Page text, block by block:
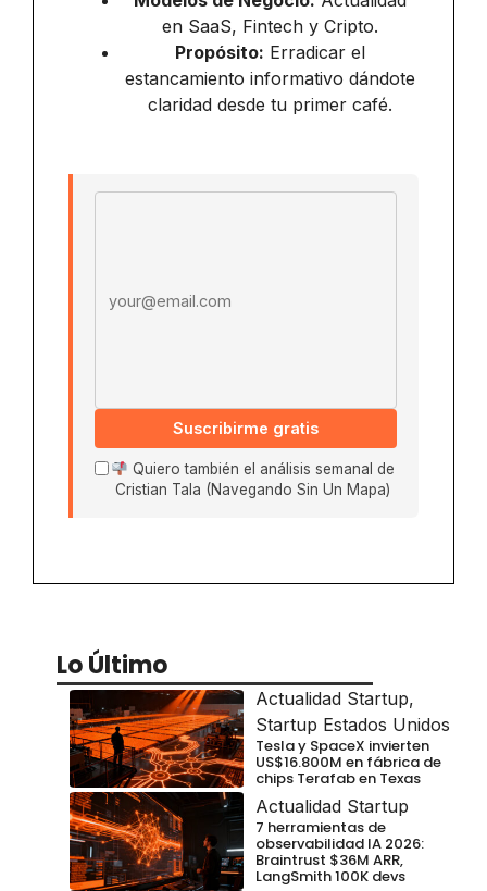
en SaaS, Fintech y Cripto.
Propósito: Erradicar el
estancamiento informativo dándote
claridad desde tu primer café.
Suscribirme gratis
Quiero también el análisis semanal de
Cristian Tala (Navegando Sin Un Mapa)
Lo Último
Actualidad Startup,
Startup Estados Unidos
Tesla y SpaceX invierten
US$16.800M en fábrica de
chips Terafab en Texas
Actualidad Startup
7 herramientas de
observabilidad IA 2026:
Braintrust $36M ARR,
LangSmith 100K devs